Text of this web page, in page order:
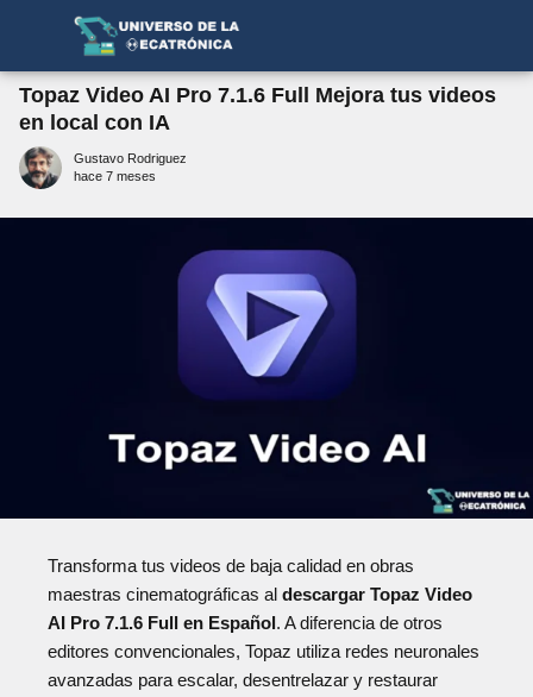
Topaz Video AI Pro 7.1.6 Full Mejora tus videos
en local con IA
Gustavo Rodriguez
hace 7 meses
Transforma tus videos de baja calidad en obras
maestras cinematográficas al descargar Topaz Video
AI Pro 7.1.6 Full en Español. A diferencia de otros
editores convencionales, Topaz utiliza redes neuronales
avanzadas para escalar, desentrelazar y restaurar